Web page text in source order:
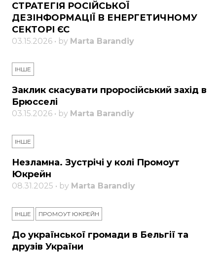
СТРАТЕГІЯ РОСІЙСЬКОЇ
ДЕЗІНФОРМАЦІЇ В ЕНЕРГЕТИЧНОМУ
СЕКТОРІ ЄС
03.15.2026 • by Marta Barandiy
ІНШЕ
Заклик скасувати проросійський захід в
Брюсселі
03.15.2026 • by Marta Barandiy
ІНШЕ
Незламна. Зустрічі у колі Промоут
Юкрейн
08.31.2025 • by Marta Barandiy
ІНШЕ ПРОМОУТ ЮКРЕЙН
До української громади в Бельгії та
друзів України